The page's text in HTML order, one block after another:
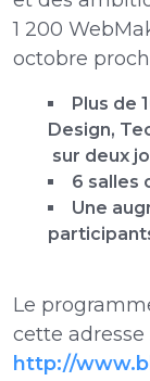
1 200
octobre
Plus de
Design,
sur deux
6 salles
Une
Le
cette adresse
http://